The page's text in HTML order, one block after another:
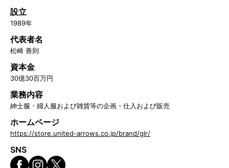
設立
1989年
代表者名
松崎 善則
資本金
30億30百万円
業務内容
紳士服・婦人服および雑貨等の企画・仕入および販売
ホームページ
https://store.united-arrows.co.jp/brand/glr/
SNS